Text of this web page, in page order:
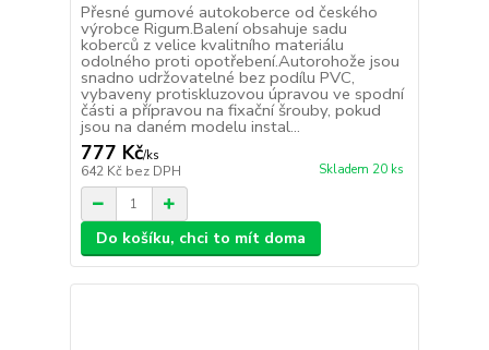
Přesné gumové autokoberce od českého
výrobce Rigum.Balení obsahuje sadu
koberců z velice kvalitního materiálu
odolného proti opotřebení.Autorohože jsou
snadno udržovatelné bez podílu PVC,
vybaveny protiskluzovou úpravou ve spodní
části a přípravou na fixační šrouby, pokud
jsou na daném modelu instal...
777 Kč/ks
642 Kč bez DPH Skladem 20 ks
Do košíku, chci to mít doma